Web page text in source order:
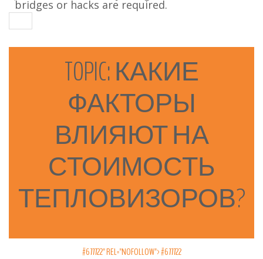
bridges or hacks are required.
TOPIC:КАКИЕ
ФАКТОРЫ
ВЛИЯЮТНА
СТОИМОСТЬ
ТЕПЛОВИЗОРОВ?
#677722" REL="NOFOLLOW">#677722